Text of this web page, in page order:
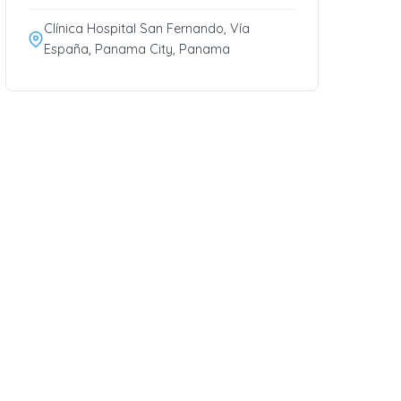
Clínica Hospital San Fernando, Vía
España, Panama City, Panama